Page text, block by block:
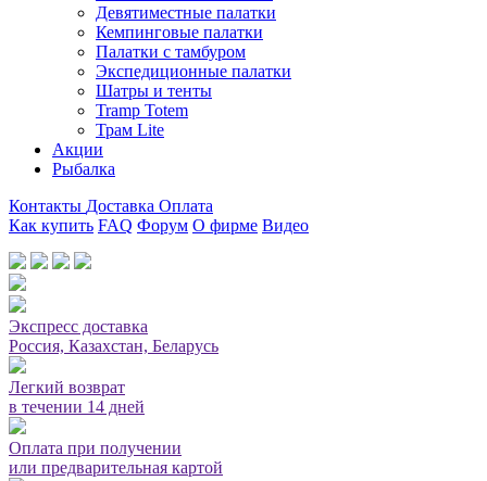
Девятиместные палатки
Кемпинговые палатки
Палатки с тамбуром
Экспедиционные палатки
Шатры и тенты
Tramp Totem
Трам Lite
Акции
Рыбалка
Контакты Доставка Оплата
Как купить FAQ Форум О фирме Видео
Экспресс доставка
Россия, Казахстан, Беларусь
Легкий возврат
в течении 14 дней
Оплата при получении
или предварительная картой